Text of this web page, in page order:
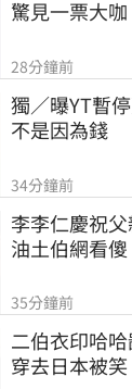
驚見一票大咖
28分鐘前
獨／曝YT暫
不是因為錢
34分鐘前
李李仁慶祝
油土伯網看傻
35分鐘前
二伯衣印哈
穿去日本被笑